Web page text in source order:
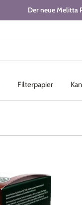
Der neue Melitta
Filterpapier